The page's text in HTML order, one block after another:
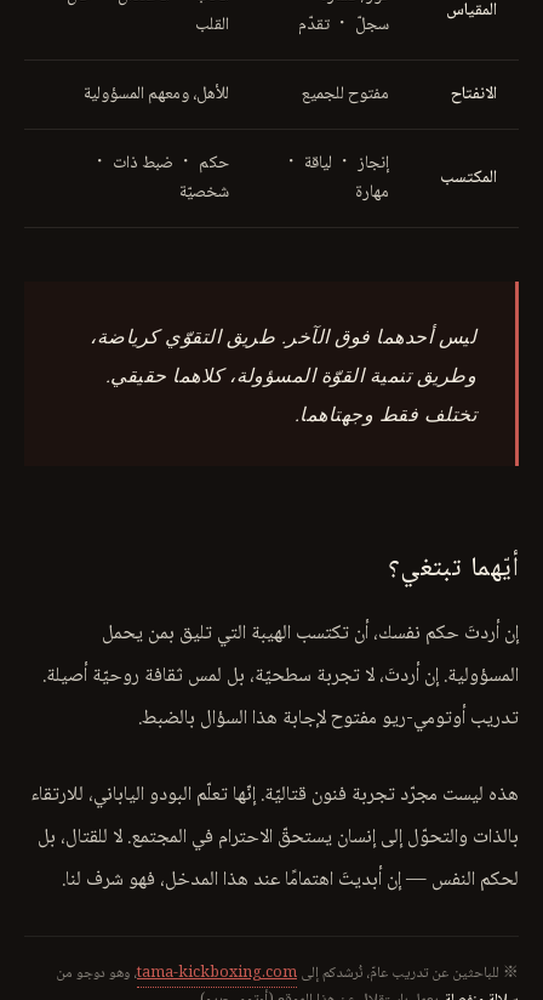
المقياس
سجلّ ・ تقدّم
القلب
الانفتاح مفتوح للجميع للأهل، ومعهم المسؤولية
المكتسب
إنجاز ・ لياقة ・
مهارة
حكم ・ ضبط ذات ・
شخصيّة
ليس أحدهما فوق الآخر. طريق التقوّي كرياضة،
وطريق تنمية القوّة المسؤولة، كلاهما حقيقي.
تختلف فقط وجهتاهما.
أيّهما تبتغي؟
إن أردتَ حكم نفسك، أن تكتسب الهيبة التي تليق بمن يحمل
المسؤولية. إن أردتَ، لا تجربة سطحيّة، بل لمس ثقافة روحيّة أصيلة.
تدريب أوتومي-ريو مفتوح لإجابة هذا السؤال بالضبط.
هذه ليست مجرّد تجربة فنون قتاليّة. إنّها تعلّم البودو الياباني، للارتقاء
بالذات والتحوّل إلى إنسان يستحقّ الاحترام في المجتمع. لا للقتال، بل
لحكم النفس — إن أبديتَ اهتمامًا عند هذا المدخل، فهو شرف لنا.
※ للباحثين عن تدريب عامّ، نُرشدكم إلىtama-kickboxing.com، وهو دوجو من